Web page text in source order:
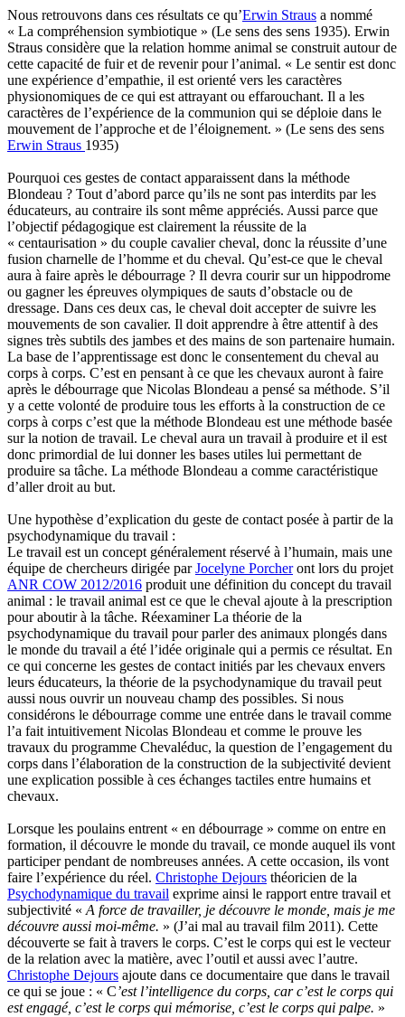
Nous retrouvons dans ces résultats ce qu’Erwin Straus a nommé
« La compréhension symbiotique » (Le sens des sens 1935). Erwin
Straus considère que la relation homme animal se construit autour de
cette capacité de fuir et de revenir pour l’animal. « Le sentir est donc
une expérience d’empathie, il est orienté vers les caractères
physionomiques de ce qui est attrayant ou effarouchant. Il a les
caractères de l’expérience de la communion qui se déploie dans le
mouvement de l’approche et de l’éloignement. » (Le sens des sens
Erwin Straus 1935)
Pourquoi ces gestes de contact apparaissent dans la méthode
Blondeau ? Tout d’abord parce qu’ils ne sont pas interdits par les
éducateurs, au contraire ils sont même appréciés. Aussi parce que
l’objectif pédagogique est clairement la réussite de la
« centaurisation » du couple cavalier cheval, donc la réussite d’une
fusion charnelle de l’homme et du cheval. Qu’est-ce que le cheval
aura à faire après le débourrage ? Il devra courir sur un hippodrome
ou gagner les épreuves olympiques de sauts d’obstacle ou de
dressage. Dans ces deux cas, le cheval doit accepter de suivre les
mouvements de son cavalier. Il doit apprendre à être attentif à des
signes très subtils des jambes et des mains de son partenaire humain.
La base de l’apprentissage est donc le consentement du cheval au
corps à corps. C’est en pensant à ce que les chevaux auront à faire
après le débourrage que Nicolas Blondeau a pensé sa méthode. S’il
y a cette volonté de produire tous les efforts à la construction de ce
corps à corps c’est que la méthode Blondeau est une méthode basée
sur la notion de travail. Le cheval aura un travail à produire et il est
donc primordial de lui donner les bases utiles lui permettant de
produire sa tâche. La méthode Blondeau a comme caractéristique
d’aller droit au but.
Une hypothèse d’explication du geste de contact posée à partir de la
psychodynamique du travail :
Le travail est un concept généralement réservé à l’humain, mais une
équipe de chercheurs dirigée parJocelyne Porcheront lors du projet
ANR COW 2012/2016 produit une définition du concept du travail
animal : le travail animal est ce que le cheval ajoute à la prescription
pour aboutir à la tâche. Réexaminer La théorie de la
psychodynamique du travail pour parler des animaux plongés dans
le monde du travail a été l’idée originale qui a permis ce résultat. En
ce qui concerne les gestes de contact initiés par les chevaux envers
leurs éducateurs, la théorie de la psychodynamique du travail peut
aussi nous ouvrir un nouveau champ des possibles. Si nous
considérons le débourrage comme une entrée dans le travail comme
l’a fait intuitivement Nicolas Blondeau et comme le prouve les
travaux du programme Chevaléduc, la question de l’engagement du
corps dans l’élaboration de la construction de la subjectivité devient
une explication possible à ces échanges tactiles entre humains et
chevaux.
Lorsque les poulains entrent « en débourrage » comme on entre en
formation, il découvre le monde du travail, ce monde auquel ils vont
participer pendant de nombreuses années. A cette occasion, ils vont
faire l’expérience du réel. Christophe Dejours théoricien de la
Psychodynamique du travail exprime ainsi le rapport entre travail et
subjectivité « A force de travailler, je découvre le monde, mais je me
découvre aussi moi-même. » (J’ai mal au travail film 2011). Cette
découverte se fait à travers le corps. C’est le corps qui est le vecteur
de la relation avec la matière, avec l’outil et aussi avec l’autre.
Christophe Dejours ajoute dans ce documentaire que dans le travail
ce qui se joue : « C’est l’intelligence du corps, car c’est le corps qui
est engagé, c’est le corps qui mémorise, c’est le corps qui palpe. »